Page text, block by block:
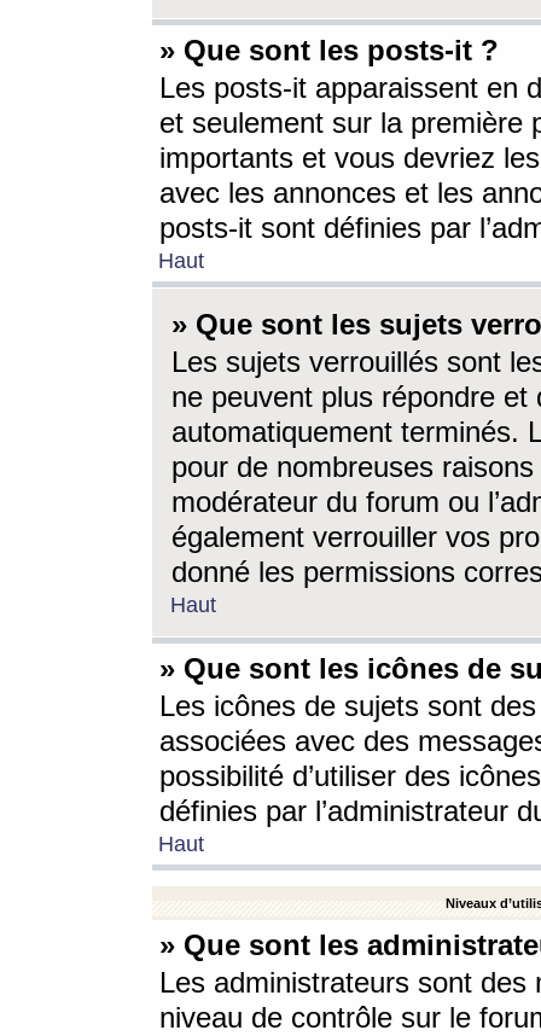
» Que sont les posts-it ?
Les posts-it apparaissent en
et seulement sur la première
importants et vous devriez
avec les annonces et les
posts-it sont définies par
Haut
» Que sont les sujets
Les sujets verrouillés sont
ne peuvent plus répondre
automatiquement terminés.
pour de nombreuses
modérateur du forum ou
également verrouiller vos
donné les permissions
Haut
» Que sont les icônes de
Les icônes de sujets sont
associées avec des
possibilité d’utiliser des
définies par l’administrateur
Haut
Niveaux
» Que sont les
Les administrateurs sont
niveau de contrôle sur le